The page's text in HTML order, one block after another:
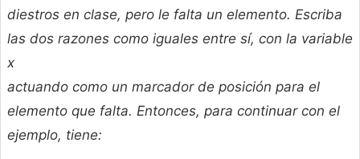
diestros en clase, pero le falta un elemento. Escriba
las dos razones como iguales entre sí, con la variable
x
actuando como un marcador de posición para el
elemento que falta. Entonces, para continuar con el
ejemplo, tiene: